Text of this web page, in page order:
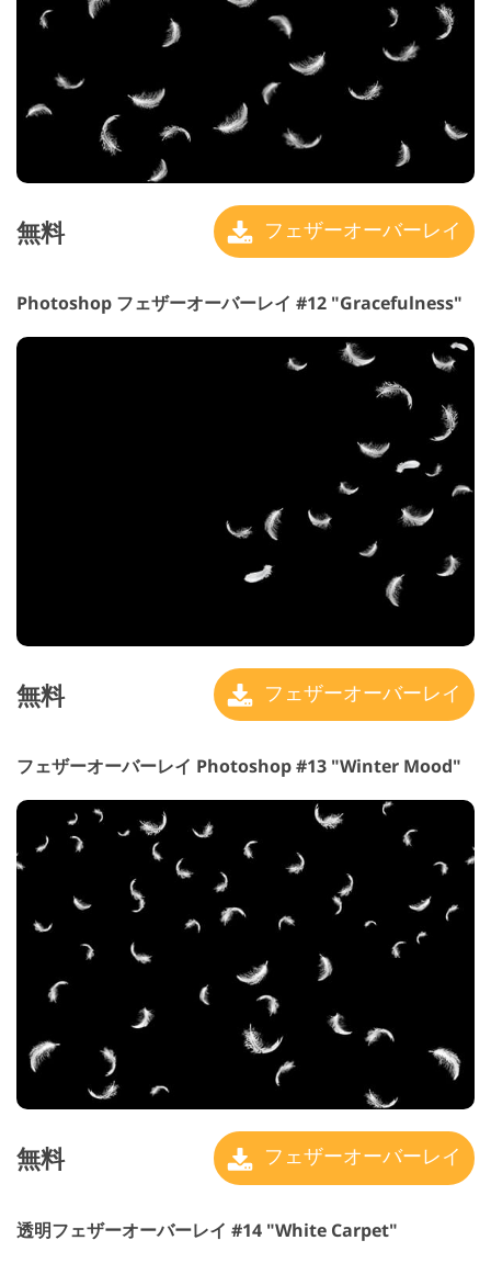
無料 フェザーオーバーレイ
Photoshop フェザーオーバーレイ #12 "Gracefulness"
無料 フェザーオーバーレイ
フェザーオーバーレイ Photoshop #13 "Winter Mood"
無料 フェザーオーバーレイ
透明フェザーオーバーレイ #14 "White Carpet"